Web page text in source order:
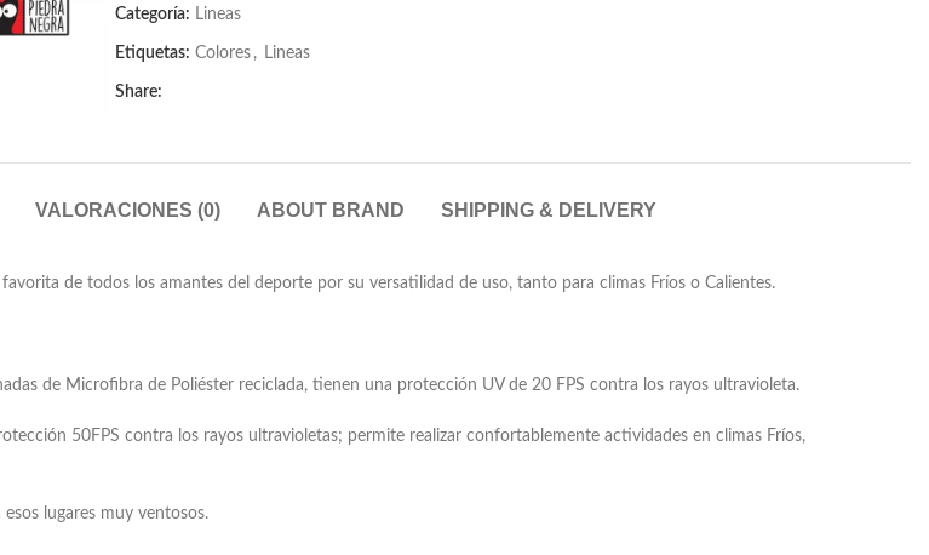
Categoría: Lineas
Etiquetas: Colores , Lineas
Share:
VALORACIONES (0) ABOUT BRAND SHIPPING & DELIVERY
de todos los amantes del deporte por su versatilidad de uso, tanto para climas Fríos o Calientes.
de Microfibra de Poliéster reciclada, tienen una protección UV de 20 FPS contra los rayos ultravioleta.
50FPS contra los rayos ultravioletas; permite realizar confortablemente actividades en climas Fríos,
lugares muy ventosos.